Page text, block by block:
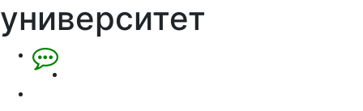
университет